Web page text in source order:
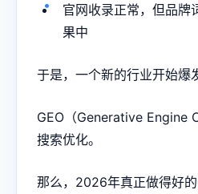
官网收录正常，但品牌
果中
于是，一个新的行业开始爆
GEO（Generative Engine
搜索优化。
那么，2026年真正做得好的